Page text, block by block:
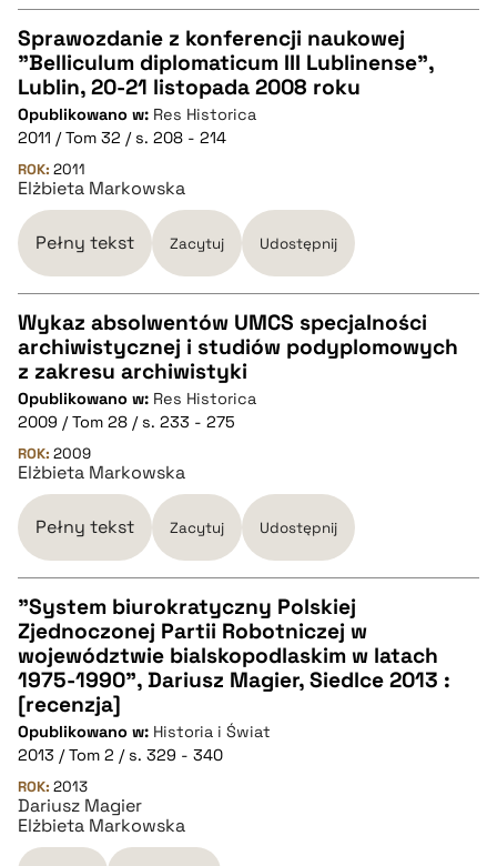
CZYSTY TEKST
pobierz cytat
BIBTEX
pobierz cytat
Sprawozdanie z konferencji naukowej
"Belliculum diplomaticum III Lublinense",
Lublin, 20-21 listopada 2008 roku
Opublikowano w: Res Historica
2011 / Tom 32 / s. 208 - 214
ROK: 2011
Elżbieta Markowska
Pełny tekst Zacytuj Udostępnij
CZYSTY TEKST
pobierz cytat
BIBTEX
pobierz cytat
Wykaz absolwentów UMCS specjalności
archiwistycznej i studiów podyplomowych
z zakresu archiwistyki
Opublikowano w: Res Historica
2009 / Tom 28 / s. 233 - 275
ROK: 2009
Elżbieta Markowska
Pełny tekst Zacytuj Udostępnij
CZYSTY TEKST
pobierz cytat
BIBTEX
pobierz cytat
"System biurokratyczny Polskiej
Zjednoczonej Partii Robotniczej w
województwie bialskopodlaskim w latach
1975-1990", Dariusz Magier, Siedlce 2013 :
[recenzja]
Opublikowano w: Historia i Świat
2013 / Tom 2 / s. 329 - 340
ROK: 2013
Dariusz Magier
Elżbieta Markowska